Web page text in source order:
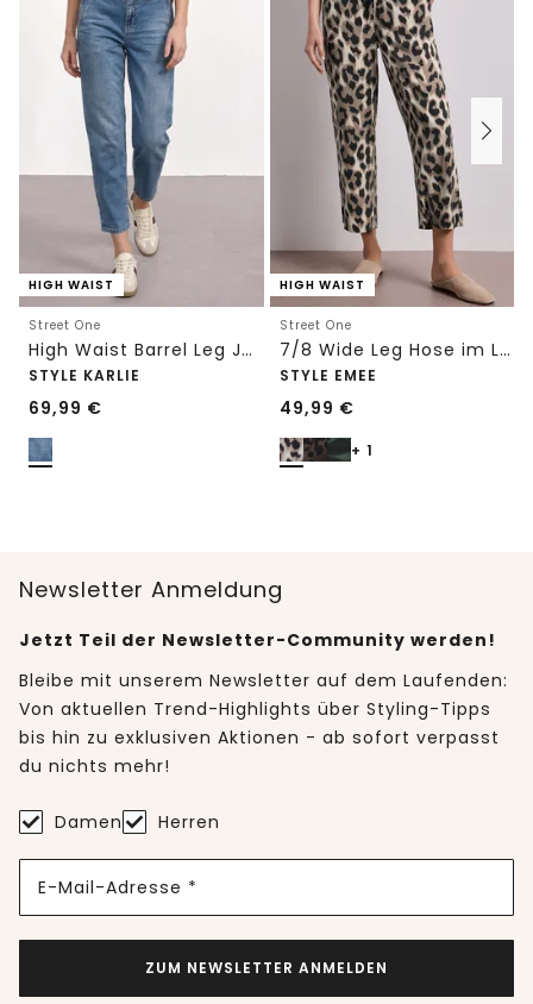
HIGH WAIST
Street One
High Waist Barrel Leg Jeans im Loose Fit
STYLE KARLIE
69,99 €
HIGH WAIST
Street One
7/8 Wide Leg Hose im Loose Fit mit Print
STYLE EMEE
49,99 €
+ 1
Newsletter Anmeldung
Jetzt Teil der Newsletter-Community werden!
Bleibe mit unserem Newsletter auf dem Laufenden:
Von aktuellen Trend-Highlights über Styling-Tipps
bis hin zu exklusiven Aktionen - ab sofort verpasst
du nichts mehr!
Damen Herren
E-Mail-Adresse *
ZUM NEWSLETTER ANMELDEN